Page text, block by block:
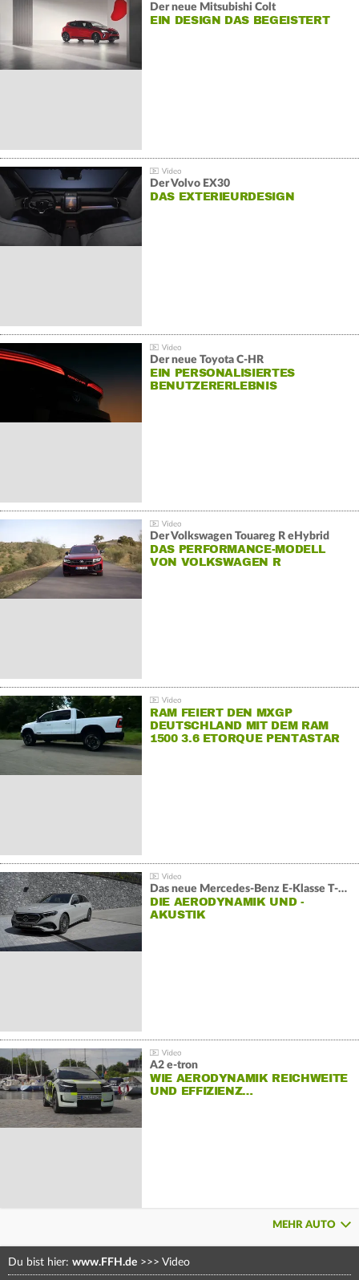
Der neue Mitsubishi Colt
EIN DESIGN DAS BEGEISTERT
Der Volvo EX30
DAS EXTERIEURDESIGN
Der neue Toyota C-HR
EIN PERSONALISIERTES
BENUTZERERLEBNIS
Der Volkswagen Touareg R eHybrid
DAS PERFORMANCE-MODELL
VON VOLKSWAGEN R
RAM FEIERT DEN MXGP
DEUTSCHLAND MIT DEM RAM
1500 3.6 ETORQUE PENTASTAR
Das neue Mercedes-Benz E-Klasse T-Modell
DIE AERODYNAMIK UND -
AKUSTIK
A2 e-tron
WIE AERODYNAMIK REICHWEITE
UND EFFIZIENZ…
MEHR AUTO
Du bist hier: www.FFH.de >>> Video